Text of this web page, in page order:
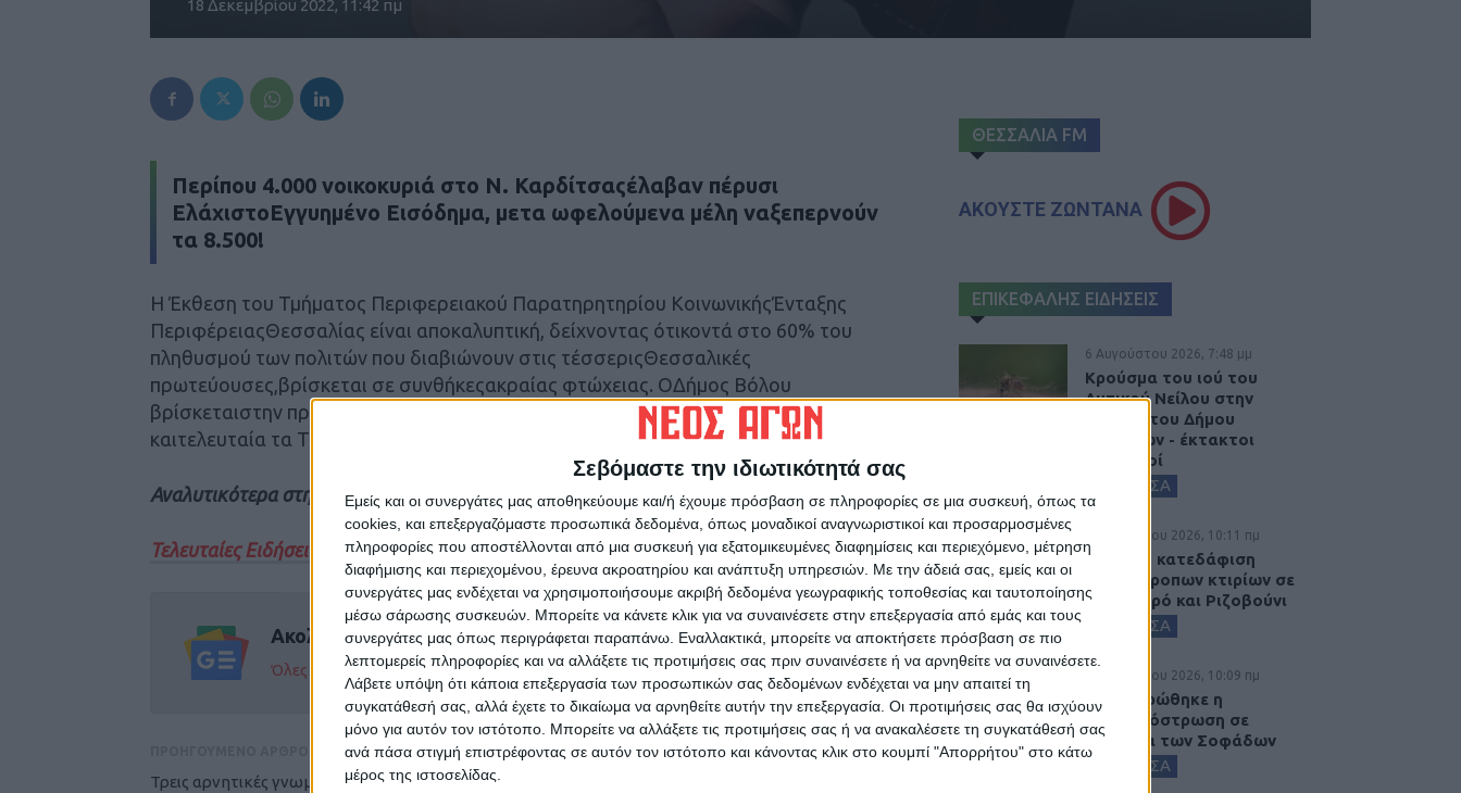
Σεβόμαστε την ιδιωτικότητά σας
Εμείς και οι συνεργάτες μας αποθηκεύουμε και/ή έχουμε πρόσβαση σε πληροφορίες σε μια συσκευή, όπως τα
cookies, και επεξεργαζόμαστε προσωπικά δεδομένα, όπως μοναδικοί αναγνωριστικοί και προσαρμοσμένες
πληροφορίες που αποστέλλονται από μια συσκευή για εξατομικευμένες διαφημίσεις και περιεχόμενο, μέτρηση
διαφήμισης και περιεχομένου, έρευνα ακροατηρίου και ανάπτυξη υπηρεσιών. Με την άδειά σας, εμείς και οι
συνεργάτες μας ενδέχεται να χρησιμοποιήσουμε ακριβή δεδομένα γεωγραφικής τοποθεσίας και ταυτοποίησης
μέσω σάρωσης συσκευών. Μπορείτε να κάνετε κλικ για να συναινέσετε στην επεξεργασία από εμάς και τους
συνεργάτες μας όπως περιγράφεται παραπάνω. Εναλλακτικά, μπορείτε να αποκτήσετε πρόσβαση σε πιο
λεπτομερείς πληροφορίες και να αλλάξετε τις προτιμήσεις σας πριν συναινέσετε ή να αρνηθείτε να συναινέσετε.
Λάβετε υπόψη ότι κάποια επεξεργασία των προσωπικών σας δεδομένων ενδέχεται να μην απαιτεί τη
συγκατάθεσή σας, αλλά έχετε το δικαίωμα να αρνηθείτε αυτήν την επεξεργασία. Οι προτιμήσεις σας θα ισχύουν
μόνο για αυτόν τον ιστότοπο. Μπορείτε να αλλάξετε τις προτιμήσεις σας ή να ανακαλέσετε τη συγκατάθεσή σας
ανά πάσα στιγμή επιστρέφοντας σε αυτόν τον ιστότοπο και κάνοντας κλικ στο κουμπί "Απορρήτου" στο κάτω
μέρος της ιστοσελίδας.
18 Δεκεμβρίου 2022, 11:42 πμ
Περίπου 4.000 νοικοκυριά στο Ν. Καρδίτσαςέλαβαν πέρυσι
ΕλάχιστοΕγγυημένο Εισόδημα, μετα ωφελούμενα μέλη ναξεπερνούν
τα 8.500!
Η Έκθεση του Τμήματος Περιφερειακού Παρατηρητηρίου ΚοινωνικήςΈνταξης
ΠεριφέρειαςΘεσσαλίας είναι αποκαλυπτική, δείχνοντας ότικοντά στο 60% του
πληθυσμού των πολιτών που διαβιώνουν στις τέσσεριςΘεσσαλικές
πρωτεύουσες,βρίσκεται σε συνθήκεςακραίας φτώχειας. ΟΔήμος Βόλου
βρίσκεταιστην πρώτη θέση κατάταξης, ακολουθεί η Καρδίτσα, η Λάρισα
καιτελευταία τα Τρίκαλα.
Αναλυτικότερα στην έντυπη έκδοση του «Νέου Αγώνα»
Τελευταίες Ειδήσεις Σήμερα
Ακολούθησε την εφημερίδα ΝΕΟΣ ΑΓΩΝ στο Google News!
Όλες οι εξελίξεις στην περιοχή της Καρδίτσας και ευρύτερα της Θεσσαλίας
Τρεις αρνητικές γνωμοδοτήσεις για εννιά
ΕΠΟΜΕΝΟ ΑΡΘΡΟ
ΘΕΣΣΑΛΙΑ FM
ΑΚΟΥΣΤΕ ΖΩΝΤΑΝΑ
ΕΠΙΚΕΦΑΛΗΣ ΕΙΔΗΣΕΙΣ
6 Αυγούστου 2026, 7:48 μμ
Κρούσμα του ιού του
Δυτικού Νείλου στην
Κυψέλη του Δήμου
Σοφάδων - έκτακτοι
ψεκασμοί
ΚΑΡΔΙΤΣΑ
6 Αυγούστου 2026, 10:11 πμ
Ξεκινά η κατεδάφιση
ετοιμόρροπων κτιρίων σε
Αγναντερό και Ριζοβούνι
ΚΑΡΔΙΤΣΑ
6 Αυγούστου 2026, 10:09 πμ
Ολοκληρώθηκε η
ασφαλτόστρωση σε
τμήματα των Σοφάδων
ΚΑΡΔΙΤΣΑ